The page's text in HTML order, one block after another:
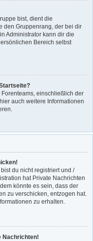
bist, dient die
den Gruppenrang, der bei dir
Administrator kann dir die
Bereich selbst
einschließlich der
auch weitere Informationen
du nicht registriert und /
hat Private Nachrichten
könnte es sein, dass der
zu verschicken, entzogen hat.
zu erhalten.
Nachrichten!